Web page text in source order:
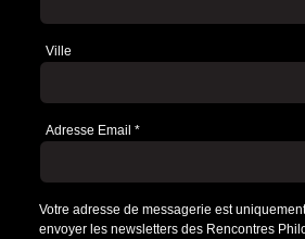
Ville
Adresse Email *
Votre adresse de messagerie est
envoyer les newsletters des Rencontres